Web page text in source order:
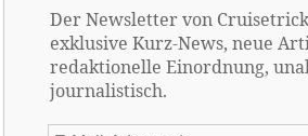
Der Newsletter von
exklusive Kurz-News, neue
redaktionelle Einordnung,
journalistisch.